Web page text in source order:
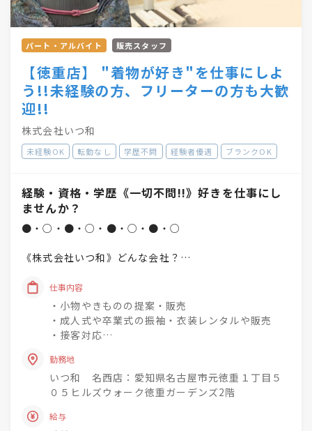
パート・アルバイト 販売スタッフ
【徳重店】 "着物が好き"を仕事にしよ
う!!未経験の方、フリーターの方も大歓
迎!!
株式会社いつ和
未経験OK 転勤なし 学歴不問 経験者優遇 ブランクOK
経験・資格・学歴《一切不問!!》好きを仕事にし
ませんか？
●・○・●・○・●・○・●・○
《株式会社いつ和》どんな会社？
「一人でも多く、一度でも多く、
着物着姿を増やしていく」
という理念を掲げています♪
興味関心を深めながら
成長できる社風◎
「いつ和」29店舗
仕事内容
・小物やきものの提案・販売
・成人式や卒業式の振袖・衣装レンタルや販売
・接客対応
・おでかけ会 / 着付け教室 / お手入れ相談会のご
案内
お客様のそんな疑問や不安を解消して差し上げて
勤務地
いつ和 名西店：愛知県名古屋市元徳重１丁目５
０５ヒルズウォーク徳重ガーデンズ2階
給与